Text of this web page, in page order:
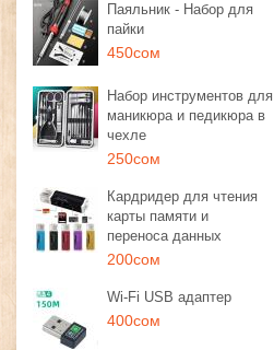
Паяльник - Набор для
пайки
450сом
Набор инструментов для
маникюра и педикюра в
чехле
250сом
Кардридер для чтения
карты памяти и
переноса данных
200сом
Wi-Fi USB адаптер
400сом